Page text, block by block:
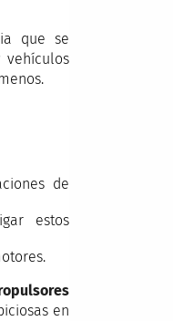
que se
de
estos
en